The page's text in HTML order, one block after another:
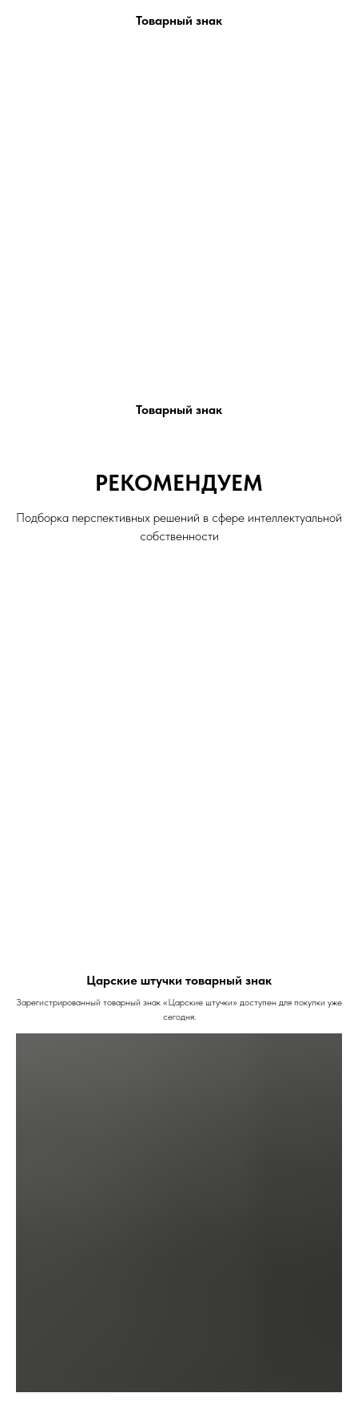
Товарный знак
Товарный знак
РЕКОМЕНДУЕМ
Подборка перспективных решений в сфере интеллектуальной
собственности
Царские штучки товарный знак
Зарегистрированный товарный знак «Царские штучки» доступен для покупки уже
сегодня.